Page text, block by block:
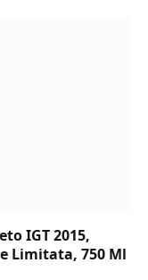
IGT 2015,
Limitata, 750 Ml